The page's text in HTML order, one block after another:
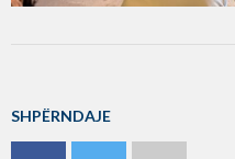
SHPËRNDAJE